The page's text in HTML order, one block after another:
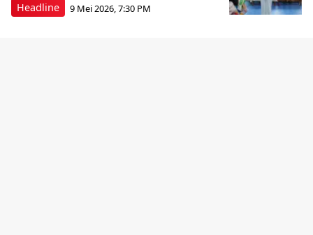
Headline 9 Mei 2026, 7:30 PM